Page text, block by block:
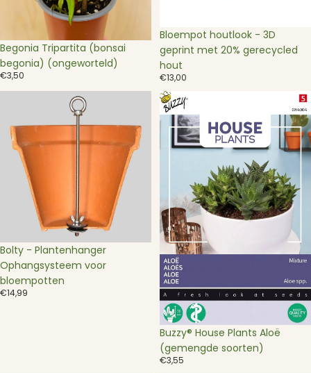
Begonia Tripartita (bonsai
begonia) (ongeworteld)
€3,50
Bloempot houtlook - 3D
geprint met 20% gerecycled
hout
€13,00
Plantenhanger
Ophangsysteem
voor
bloempotten
Bolty - Plantenhanger
Ophangsysteem voor
bloempotten
€14,99
Buzzy®
House
Plants
Aloë
Buzzy® House Plants Aloë
(gemengde soorten)
€3,55